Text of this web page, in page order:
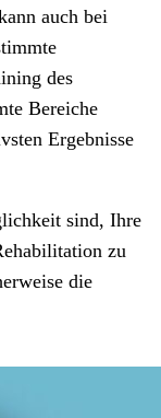
auch bei
des
Bereiche
Ergebnisse
sind, Ihre
zu
die